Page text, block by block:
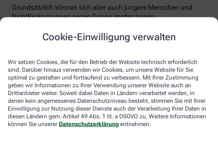
Cookie-Einwilligung verwalten
Wir setzen Cookies, die für den Betrieb der Website technisch erforderlich
sind. Darüber hinaus verwenden wir Cookies, um unsere Website für Sie
optimal zu gestalten und fortlaufend zu verbessern. Mit Ihrer Zustimmung
geben wir Informationen zu Ihrer Verwendung unserer Website auch an
Drittanbieter weiter. Soweit dabei Daten in Ländern verarbeitet werden, in
denen kein angemessenes Datenschutzniveau besteht, stimmen Sie mit Ihrer
Einwilligung zur Nutzung dieser Dienste auch der Verarbeitung Ihrer Daten in
diesen Ländern gem. Artikel 49 Abs. 1 lit. a DSGVO zu. Weitere Informationen
können Sie unserer Datenschutzerklärung entnehmen.
Grundsätzlich können sich aber auch jüngere Menschen und
NichtRisikogruppen gegen Grippe impfen lassen.
Der Grippeschutz sollte in der Regel ab Oktober erfolgen und
jährlich erneuert werden. Denn Grippeviren verändern sich
angepasst. Nach der Impfung dauert es etwa 10 bis 14 Tage, bis
der Körper einen ausreichenden Schutz vor einer Ansteckung
aufgebaut hat. Auch eine spätere Impfung zu Beginn des Jahres
ist meist noch sinnvoll.
Wie sicher ist der Impfstoff?
Jeder Grippeimpfstoff, der in Deutschland verwendet wird, muss